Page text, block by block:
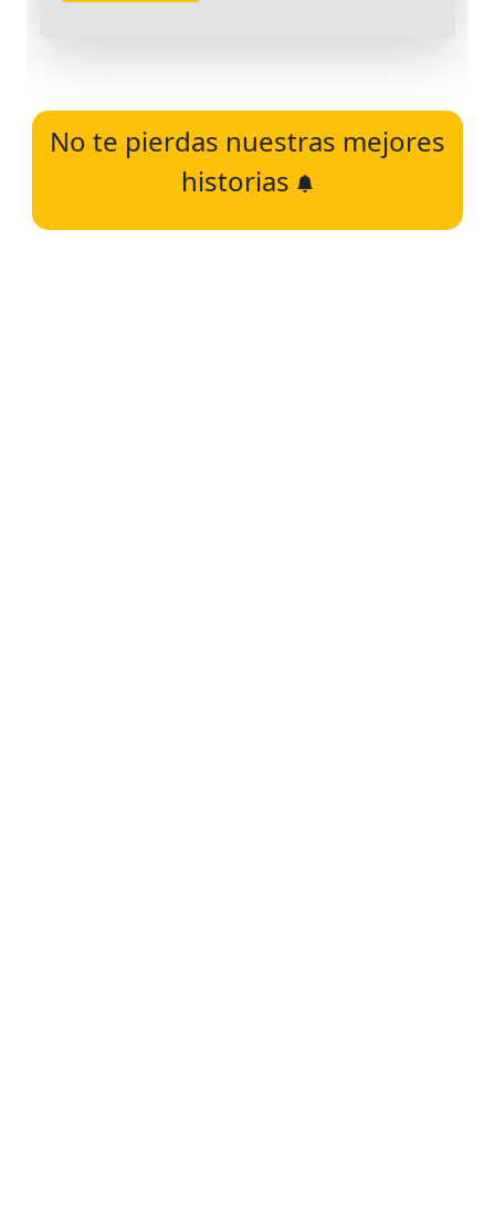
No te pierdas nuestras mejores
historias